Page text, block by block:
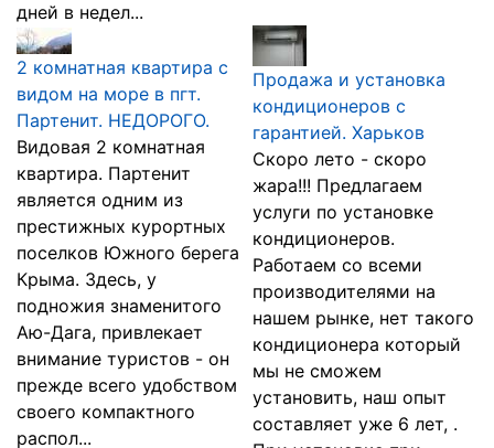
дней в недел...
2 комнатная квартира с
видом на море в пгт.
Партенит. НЕДОРОГО.
Видовая 2 комнатная
квартира. Партенит
является одним из
престижных курортных
поселков Южного берега
Крыма. Здесь, у
подножия знаменитого
Аю-Дага, привлекает
внимание туристов - он
прежде всего удобством
своего компактного
распол...
Продажа и установка
кондиционеров с
гарантией. Харьков
Скоро лето - скоро
жара!!! Предлагаем
услуги по установке
кондиционеров.
Работаем со всеми
производителями на
нашем рынке, нет такого
кондиционера который
мы не сможем
установить, наш опыт
составляет уже 6 лет, .